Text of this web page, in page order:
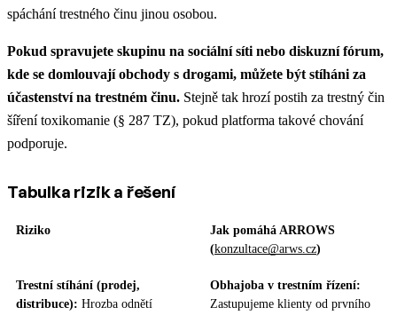
spáchání trestného činu jinou osobou.
Pokud spravujete skupinu na sociální síti nebo diskuzní fórum,
kde se domlouvají obchody s drogami, můžete být stíháni za
účastenství na trestném činu. Stejně tak hrozí postih za trestný čin
šíření toxikomanie (§ 287 TZ), pokud platforma takové chování
podporuje.
Tabulka rizik a řešení
Riziko
Jak pomáhá ARROWS
(konzultace@arws.cz)
Trestní stíhání (prodej,
distribuce): Hrozba odnětí
Obhajoba v trestním řízení:
Zastupujeme klienty od prvního